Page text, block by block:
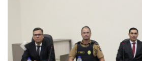
Previous